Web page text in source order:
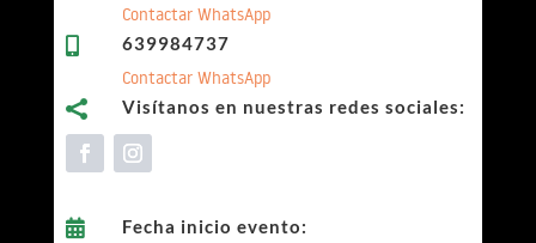
Contactar WhatsApp

639984737
Contactar WhatsApp

Visítanos en nuestras redes sociales:
 Fecha inicio evento: